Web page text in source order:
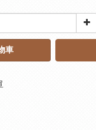
車